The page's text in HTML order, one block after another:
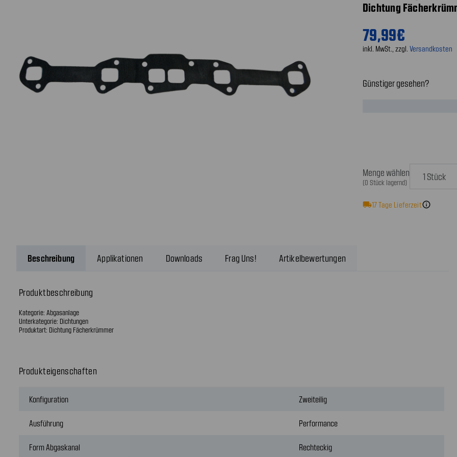
Dichtung
79,99€
inkl. MwSt., zzgl. Versandkosten
Günstiger gesehen?
Menge wählen
(0 Stück lagernd)
local_shipping17Tage Lieferzeitinfo
Beschreibung Applikationen Downloads Frag Uns! Artikelbewertungen
Produktbeschreibung
Kategorie: Abgasanlage
Unterkategorie: Dichtungen
Produktart: Dichtung Fächerkrümmer
Produkteigenschaften
Konfiguration Zweiteilig
Ausführung Performance
Form Abgaskanal Rechteckig